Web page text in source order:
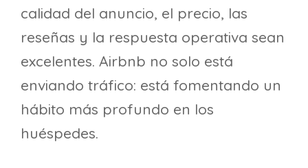
calidad del anuncio, el precio, las
reseñas y la respuesta operativa sean
excelentes. Airbnb no solo está
enviando tráfico: está fomentando un
hábito más profundo en los
huéspedes.